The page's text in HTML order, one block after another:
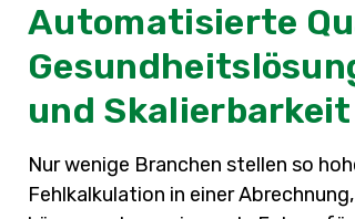
Automatisierte
und Skalierbarkeit
Nur wenige Branchen stellen so
Fehlkalkulation in einer